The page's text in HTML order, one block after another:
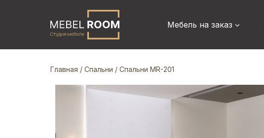
Мебель на заказ
Главная / Спальни / Спальни MR-201